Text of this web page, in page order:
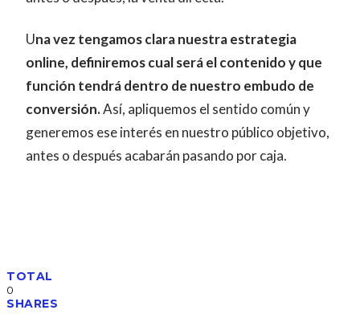
Una vez tengamos clara nuestra estrategia
online, definiremos cual será el contenido y que
función tendrá dentro de nuestro embudo de
conversión.Así, apliquemos el sentido común y
generemos ese interés en nuestro público objetivo,
antes o después acabarán pasando por caja.
TOTAL
0
SHARES